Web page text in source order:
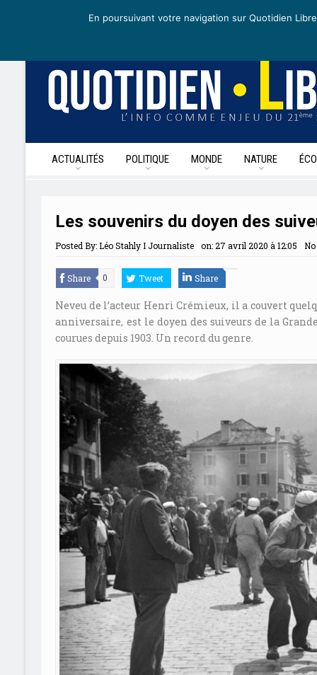
lundi 4 mai 2020 I Édition de la journéeRecevoir nos newsletters•
ACTUALITÉS POLITIQUE MONDE NATURE
Les souvenirs du doyen des
Posted By:Léo Stahly I Journaliste on:27 avril 2020 à 12:05
Share 0 Tweet Share
Neveu de l’acteur Henri Crémieux, il a couvert
anniversaire, est le doyen des suiveurs de la
courues depuis 1903. Un record du genre.
En poursuivant votre navigation sur Quotidien